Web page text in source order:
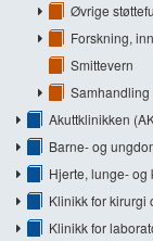
Øvrige
Forskning,
Smittevern
Samhandling
Akuttklinikken
Barne- og
Hjerte, lunge- og
Klinikk for kirurgi
Klinikk for